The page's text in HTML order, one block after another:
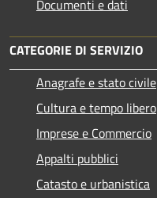
Documenti e dati
CATEGORIE DI SERVIZIO
Anagrafe e stato civile
Cultura e tempo libero
Imprese e Commercio
Appalti pubblici
Catasto e urbanistica